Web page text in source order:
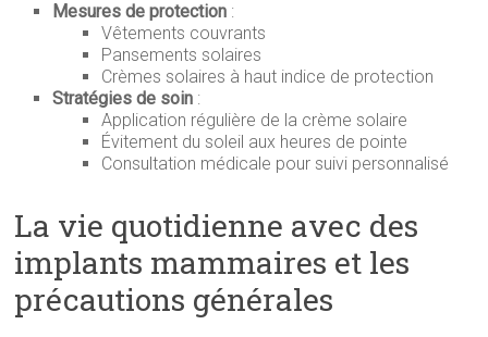
Mesures de protection :
Vêtements couvrants
Pansements solaires
Crèmes solaires à haut indice de protection
Stratégies de soin :
Application régulière de la crème solaire
Évitement du soleil aux heures de pointe
Consultation médicale pour suivi personnalisé
La vie quotidienne avec des
implants mammaires et les
précautions générales